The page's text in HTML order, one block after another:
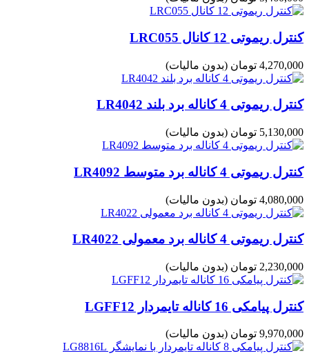
کنترل ریموتی 12 کانال LRC055
4,270,000 تومان (بدون مالیات)
کنترل ریموتی 4 کاناله برد بلند LR4042
5,130,000 تومان (بدون مالیات)
کنترل ریموتی 4 کاناله برد متوسط LR4092
4,080,000 تومان (بدون مالیات)
کنترل ریموتی 4 کاناله برد معمولی LR4022
2,230,000 تومان (بدون مالیات)
کنترل پیامکی 16 کاناله تایمردار LGFF12
9,970,000 تومان (بدون مالیات)